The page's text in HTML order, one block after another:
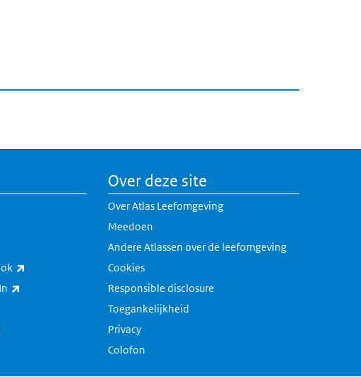
Over deze site
Over Atlas Leefomgeving
Meedoen
Andere Atlassen over de leefomgeving
Cookies
Responsible disclosure
Toegankelijkheid
Privacy
Colofon